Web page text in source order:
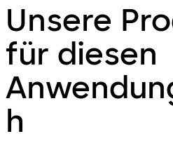
Unsere
für diesen
h